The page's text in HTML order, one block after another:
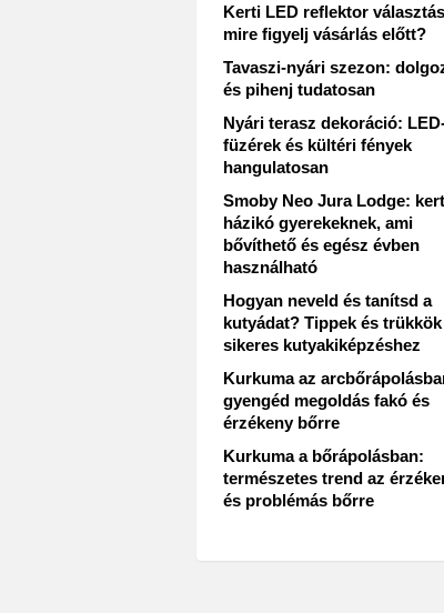
Kerti LED reflektor
mire figyelj vásárlás előtt?
Tavaszi-nyári szezon:
és pihenj tudatosan
Nyári terasz dekoráció:
füzérek és kültéri fények
hangulatosan
Smoby Neo Jura Lodge:
házikó gyerekeknek, ami
bővíthető és egész évben
használható
Hogyan neveld és tanítsd a
kutyádat? Tippek és trükkök
sikeres kutyakiképzéshez
Kurkuma az
gyengéd megoldás fakó és
érzékeny bőrre
Kurkuma a bőrápolásban:
természetes trend az
és problémás bőrre